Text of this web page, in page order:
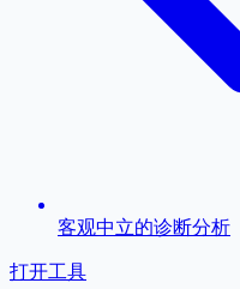
客观中立的诊断分析
打开工具